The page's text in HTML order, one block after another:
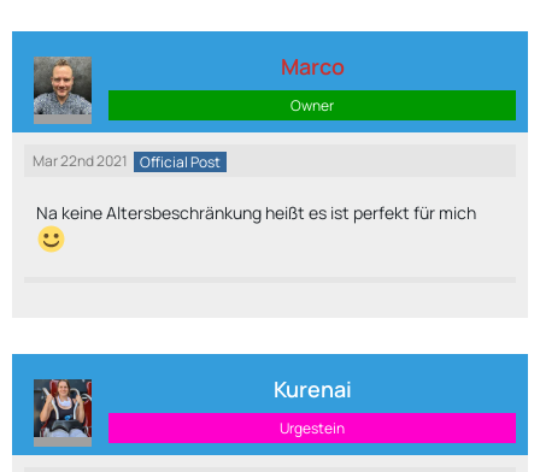
Marco
Owner
Mar 22nd 2021 Official Post
Na keine Altersbeschränkung heißt es ist perfekt für mich
Kurenai
Urgestein